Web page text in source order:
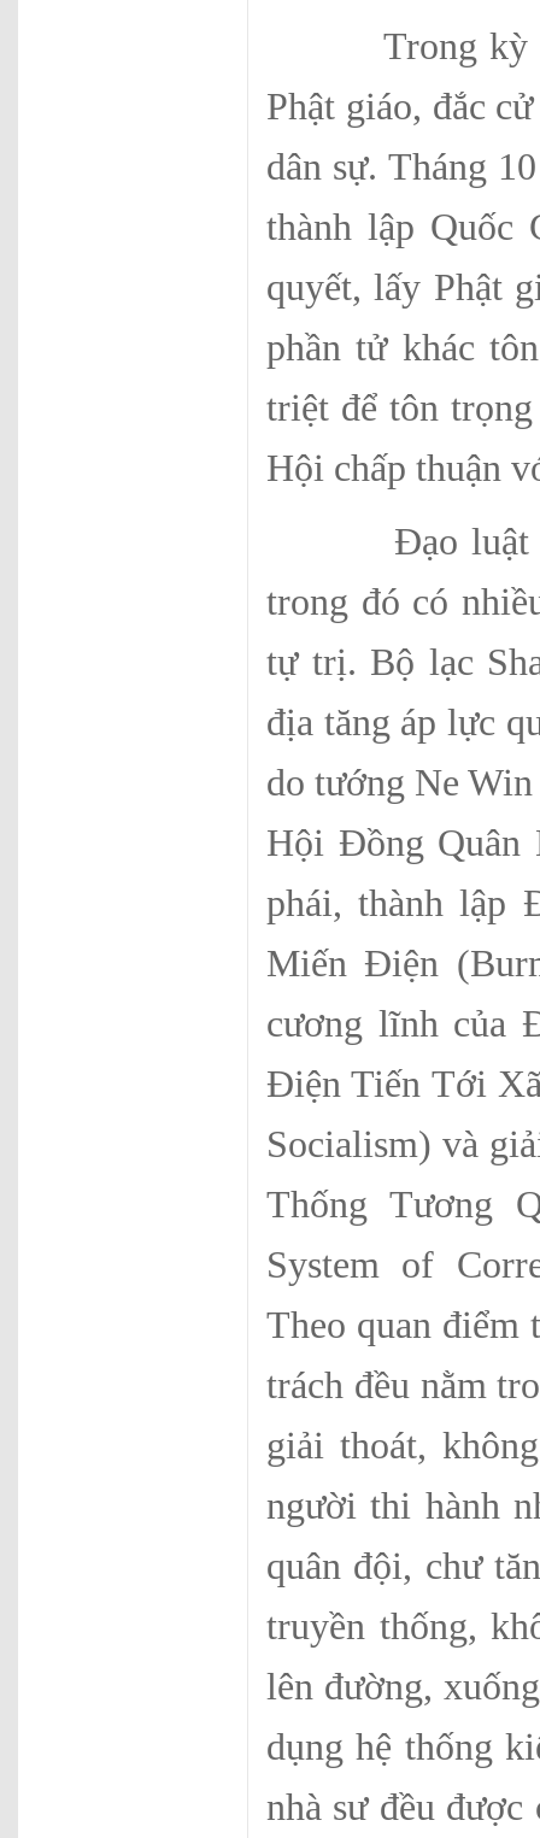
Trong kỳ bầu
Phật giáo, đắc
dân sự. Tháng
thành lập Quốc
quyết, lấy Phật
phần tử khác
triệt để tôn
Hội chấp thuận
Đạo luật mới
trong đó có
tự trị. Bộ lạc
địa tăng áp lực
do tướng Ne Win
Hội Đồng Quân
phái, thành lập
Miến Điện
cương lĩnh của
Điện Tiến Tới
Socialism) và
Thống Tương
System of
Theo quan điểm
trách đều nằm
giải thoát,
người thi hành
quân đội, chư
truyền thống,
lên đường,
dụng hệ thống
nhà sư đều